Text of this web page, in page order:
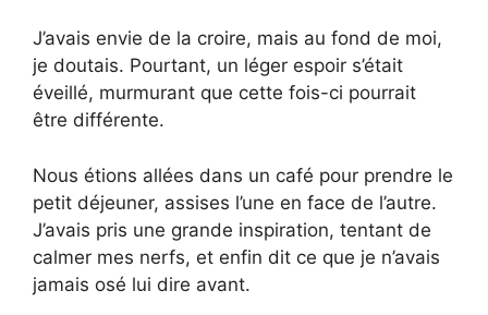
J’avais envie de la croire, mais au fond de moi,
je doutais. Pourtant, un léger espoir s’était
éveillé, murmurant que cette fois-ci pourrait
être différente.
Nous étions allées dans un café pour prendre le
petit déjeuner, assises l’une en face de l’autre.
J’avais pris une grande inspiration, tentant de
calmer mes nerfs, et enfin dit ce que je n’avais
jamais osé lui dire avant.